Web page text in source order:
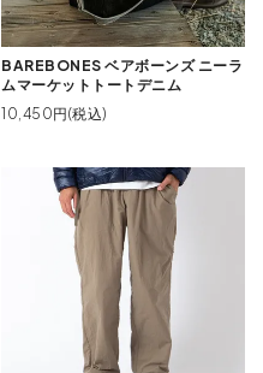
BAREBONES ベアボーンズ ニーラ
ムマーケットトートデニム
10,450円(税込)